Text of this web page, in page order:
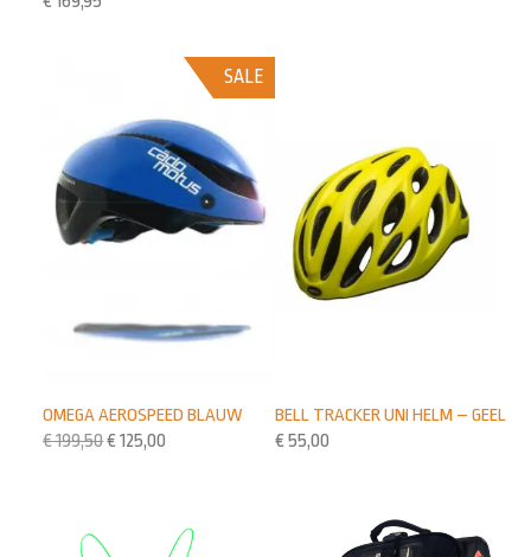
BELL TRACKER UNI HELM – GEEL
€ 55,00
SALE
OMEGA AEROSPEED BLAUW
€199,50€ 125,00